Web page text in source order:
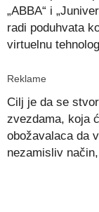
„ABBA“ i
radi poduhvata
virtuelnu
Reklame
Cilj je da se
zvezdama, koja
obožavalaca da
nezamisliv